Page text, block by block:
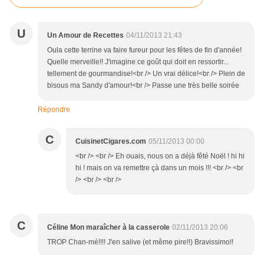
U Un Amour de Recettes 04/11/2013 21:43
Oula cette terrine va faire fureur pour les fêtes de fin d'année!
Quelle merveille!! J'imagine ce goût qui doit en ressortir...
tellement de gourmandise!<br /> Un vrai délice!<br /> Plein de
bisous ma Sandy d'amour!<br /> Passe une très belle soirée
Répondre
C CuisinetCigares.com 05/11/2013 00:00
<br /> <br /> Eh ouais, nous on a déjà fêté Noël ! hi hi
hi ! mais on va remettre çà dans un mois !!! <br /> <br
/> <br /> <br />
C Céline Mon maraîcher à la casserole 02/11/2013 20:06
TROP Chan-mé!!!! J'en salive (et même pire!!) Bravissimo!!